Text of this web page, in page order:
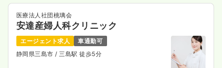
医療法人社団桃璃会
安達産婦人科クリニック
エージェント求人
車通勤可
静岡県三島市 / 三島駅 徒歩5分